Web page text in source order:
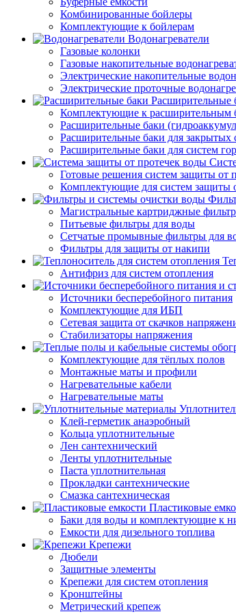
Комбинированные бойлеры
Комплектующие к бойлерам
Водонагреватели
Газовые колонки
Газовые накопительные
Электрические накопительные
Электрические проточные
Расширительные
Комплектующие к расширительным
Расширительные баки
Расширительные баки для закрытых
Расширительные баки для систем
Готовые решения систем защиты от
Комплектующие для систем защиты
Магистральные картриджные
Питьевые фильтры для воды
Сетчатые промывные фильтры для
Фильтры для защиты от накипи
Антифриз для систем отопления
Источники бесперебойного питания
Комплектующие для ИБП
Сетевая защита от скачков
Стабилизаторы напряжения
Комплектующие для тёплых полов
Монтажные маты и профили
Нагревательные кабели
Нагревательные маты
Клей-герметик анаэробный
Кольца уплотнительные
Лен сантехнический
Ленты уплотнительные
Паста уплотнительная
Прокладки сантехнические
Смазка сантехническая
Пластиковые
Баки для воды и комплектующие к
Емкости для дизельного топлива
Крепежи
Дюбели
Защитные элементы
Крепежи для систем отопления
Кронштейны
Метрический крепеж